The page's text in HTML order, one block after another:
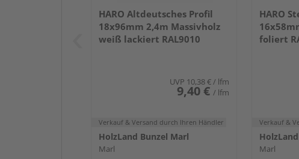
HARO Altdeutsches Profil
18x96mm 2,4m Massivholz
weiß lackiert RAL9010
UVP 10,38 € / lfm
9,40 € / lfm
Verkauf & Versand durch Ihren Händler
HolzLand Bunzel Marl
Marl
HARO
foliert
Verkauf &
Marl